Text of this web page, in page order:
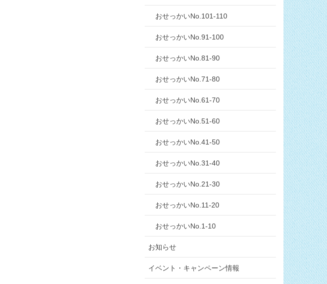
おせっかいNo.101-110
おせっかいNo.91-100
おせっかいNo.81-90
おせっかいNo.71-80
おせっかいNo.61-70
おせっかいNo.51-60
おせっかいNo.41-50
おせっかいNo.31-40
おせっかいNo.21-30
おせっかいNo.11-20
おせっかいNo.1-10
お知らせ
イベント・キャンペーン情報